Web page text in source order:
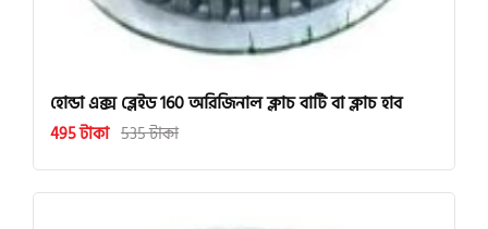
হোন্ডা এক্স ব্লেইড 160 অরিজিনাল ক্লাচ বাটি বা ক্লাচ হাব
495 টাকা 535 টাকা